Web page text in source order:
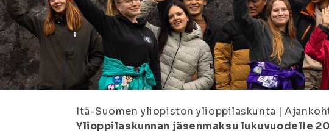
Itä-Suomen yliopiston ylioppilaskunta |
Ylioppilaskunnan jäsenmaksu lukuvuodelle